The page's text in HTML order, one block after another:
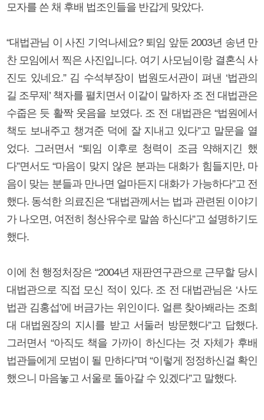
모자를 쓴 채 후배 법조인들을 반갑게 맞았다.
“대법관님 이 사진 기억나세요? 퇴임 앞둔 2003년 송년 만
찬 모임에서 찍은 사진입니다. 여기 사모님이랑 결혼식 사
진도 있네요.” 김 수석부장이 법원도서관이 펴낸 ‘법관의
길 조무제’ 책자를 펼치면서 이같이 말하자 조 전 대법관은
수줍은 듯 활짝 웃음을 보였다. 조 전 대법관은 “법원에서
책도 보내주고 챙겨준 덕에 잘 지내고 있다”고 말문을 열
었다. 그러면서 “퇴임 이후로 청력이 조금 약해지긴 했
다”면서도 “마음이 맞지 않은 분과는 대화가 힘들지만, 마
음이 맞는 분들과 만나면 얼마든지 대화가 가능하다”고 전
했다. 동석한 의료진은 “대법관께서는 법과 관련된 이야기
가 나오면, 여전히 청산유수로 말씀 하신다”고 설명하기도
했다.
이에 천 행정처장은 “2004년 재판연구관으로 근무할 당시
대법관으로 직접 모신 적이 있다. 조 전 대법관님은 ‘사도
법관 김홍섭’에 버금가는 위인이다. 얼른 찾아봬라는 조희
대 대법원장의 지시를 받고 서둘러 방문했다”고 답했다.
그러면서 “아직도 책을 가까이 하신다는 것 자체가 후배
법관들에게 모범이 될 만하다”며 “이렇게 정정하신걸 확인
했으니 마음놓고 서울로 돌아갈 수 있겠다”고 말했다.